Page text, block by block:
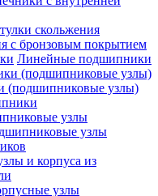
скольжения
с бронзовым покрытием
Линейные подшипники
(подшипниковые узлы)
узлы
узлы
и корпуса из
узлы